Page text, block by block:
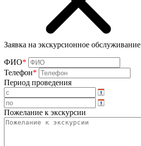
Заявка на экскурсионное обслуживание
ФИО*
Телефон*
Период проведения
Пожелание к экскурсии